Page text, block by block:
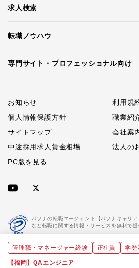
求人検索
転職ノウハウ
専門サイト・プロフェッショナル向け
お知らせ
利用規
個人情報保護方針
職業紹
サイトマップ
会社案
中途採用求人賃金相場
法人の
PC版を見る
パソナの転職エージェント【パソナキャリ
など転職に関する情報・サービスを無料で提
「パソナキャリア」は職業紹介優良事業者に
管理職・マネージャー経験 正社員 学歴
【福岡】QAエンジニア